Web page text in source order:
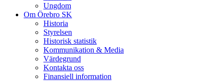
Ungdom
Om Örebro SK
Historia
Styrelsen
Historisk statistik
Kommunikation & Media
Värdegrund
Kontakta oss
Finansiell information